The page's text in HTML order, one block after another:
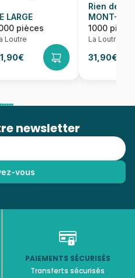
LARGE
pièces
Loutre
Rien de tel
MONT-
MICHEL
1000
La Loutre
31,90€
newsletter
PAIEMENTS SÉCURISÉS
Transferts sécurisés